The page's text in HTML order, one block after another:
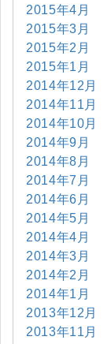
2015年4月
2015年3月
2015年2月
2015年1月
2014年12月
2014年11月
2014年10月
2014年9月
2014年8月
2014年7月
2014年6月
2014年5月
2014年4月
2014年3月
2014年2月
2014年1月
2013年12月
2013年11月